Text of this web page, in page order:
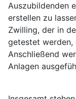
Auszubildenden
erstellen zu
Zwilling, der in
getestet werden,
Anschließend
Anlagen